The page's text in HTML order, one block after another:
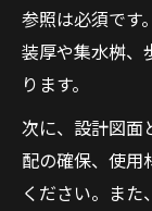
参照は必須です
装厚や集水桝、
ります。
次に、設計図面
配の確保、使用
ください。ま